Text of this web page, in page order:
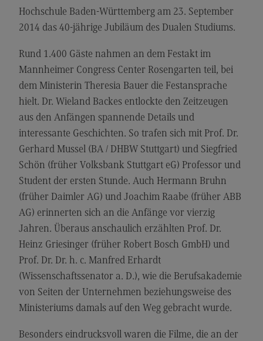
Modulangebot
Berufsperspektiven
Kontakt
Digital Business Management
Digital Business Management
Modulangebot
Kontakt
Digitalisierung in der Sozialen Arbeit
Modulangebot
Berufsperspektiven
Elektrotechnik und Informationstechnik
Elektrotechnik und Informationstechnik
Profil-O-Mat Elektrotechnik und
Hochschule Baden-Württemberg am 23. September
2014 das 40-jährige Jubiläum des Dualen Studiums.
Rund 1.400 Gäste nahmen an dem Festakt im
Mannheimer Congress Center Rosengarten teil, bei
dem Ministerin Theresia Bauer die Festansprache
hielt. Dr. Wieland Backes entlockte den Zeitzeugen
aus den Anfängen spannende Details und
interessante Geschichten. So trafen sich mit Prof. Dr.
Gerhard Mussel (BA / DHBW Stuttgart) und Siegfried
Schön (früher Volksbank Stuttgart eG) Professor und
Student der ersten Stunde. Auch Hermann Bruhn
(früher Daimler AG) und Joachim Raabe (früher ABB
AG) erinnerten sich an die Anfänge vor vierzig
Jahren. Überaus anschaulich erzählten Prof. Dr.
Heinz Griesinger (früher Robert Bosch GmbH) und
Prof. Dr. Dr. h. c. Manfred Erhardt
(Wissenschaftssenator a. D.), wie die Berufsakademie
von Seiten der Unternehmen beziehungsweise des
Ministeriums damals auf den Weg gebracht wurde.
Besonders eindrucksvoll waren die Filme, die an der